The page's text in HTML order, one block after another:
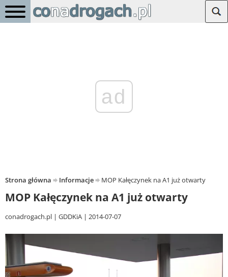
ad
Strona główna Informacje MOP Kałęczynek na A1 już otwarty
MOP Kałęczynek na A1 już otwarty
conadrogach.pl GDDKiA 2014-07-07